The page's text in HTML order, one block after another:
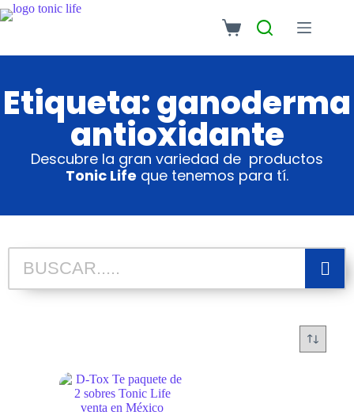
Etiqueta: ganoderma
antioxidante
Descubre la gran variedad de productos
Tonic Life que tenemos para tí.